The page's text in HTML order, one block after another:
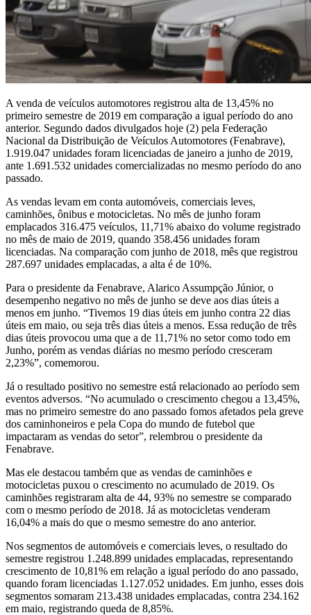
A venda de veículos automotores registrou alta de 13,45% no
primeiro semestre de 2019 em comparação a igual período do ano
anterior. Segundo dados divulgados hoje (2) pela Federação
Nacional da Distribuição de Veículos Automotores (Fenabrave),
1.919.047 unidades foram licenciadas de janeiro a junho de 2019,
ante 1.691.532 unidades comercializadas no mesmo período do ano
passado.
As vendas levam em conta automóveis, comerciais leves,
caminhões, ônibus e motocicletas. No mês de junho foram
emplacados 316.475 veículos, 11,71% abaixo do volume registrado
no mês de maio de 2019, quando 358.456 unidades foram
licenciadas. Na comparação com junho de 2018, mês que registrou
287.697 unidades emplacadas, a alta é de 10%.
Para o presidente da Fenabrave, Alarico Assumpção Júnior, o
desempenho negativo no mês de junho se deve aos dias úteis a
menos em junho. “Tivemos 19 dias úteis em junho contra 22 dias
úteis em maio, ou seja três dias úteis a menos. Essa redução de três
dias úteis provocou uma que a de 11,71% no setor como todo em
Junho, porém as vendas diárias no mesmo período cresceram
2,23%”, comemorou.
Já o resultado positivo no semestre está relacionado ao período sem
eventos adversos. “No acumulado o crescimento chegou a 13,45%,
mas no primeiro semestre do ano passado fomos afetados pela greve
dos caminhoneiros e pela Copa do mundo de futebol que
impactaram as vendas do setor”, relembrou o presidente da
Fenabrave.
Mas ele destacou também que as vendas de caminhões e
motocicletas puxou o crescimento no acumulado de 2019. Os
caminhões registraram alta de 44, 93% no semestre se comparado
com o mesmo período de 2018. Já as motocicletas venderam
16,04% a mais do que o mesmo semestre do ano anterior.
Nos segmentos de automóveis e comerciais leves, o resultado do
semestre registrou 1.248.899 unidades emplacadas, representando
crescimento de 10,81% em relação a igual período do ano passado,
quando foram licenciadas 1.127.052 unidades. Em junho, esses dois
segmentos somaram 213.438 unidades emplacadas, contra 234.162
em maio, registrando queda de 8,85%.